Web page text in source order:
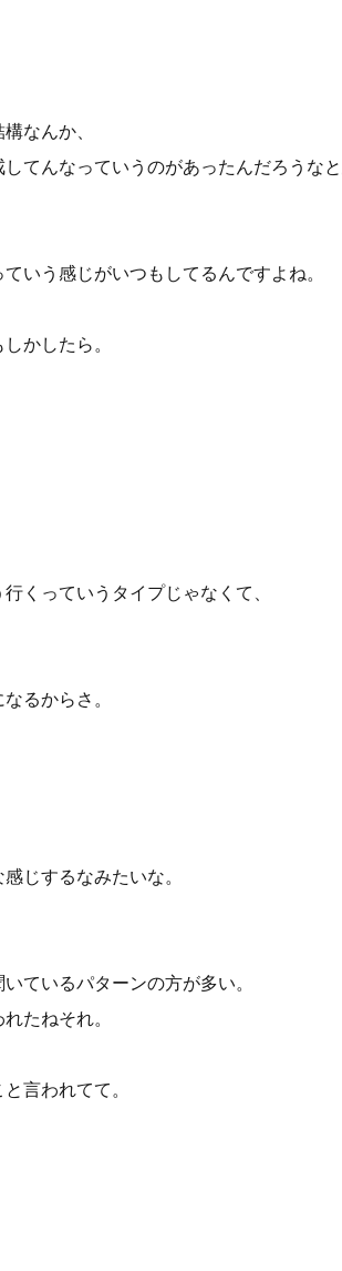
なんか、
てんなっていうのがあったんだろうなと
いう感じがいつもしてるんですよね。
かしたら。
くっていうタイプじゃなくて、
るからさ。
じするなみたいな。
ているパターンの方が多い。
たねそれ。
言われてて。